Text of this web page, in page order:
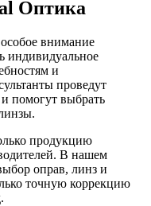
Оптика
внимание
индивидуальное
и
проведут
помогут выбрать
продукцию
В нашем
оправ, линз и
точную коррекцию